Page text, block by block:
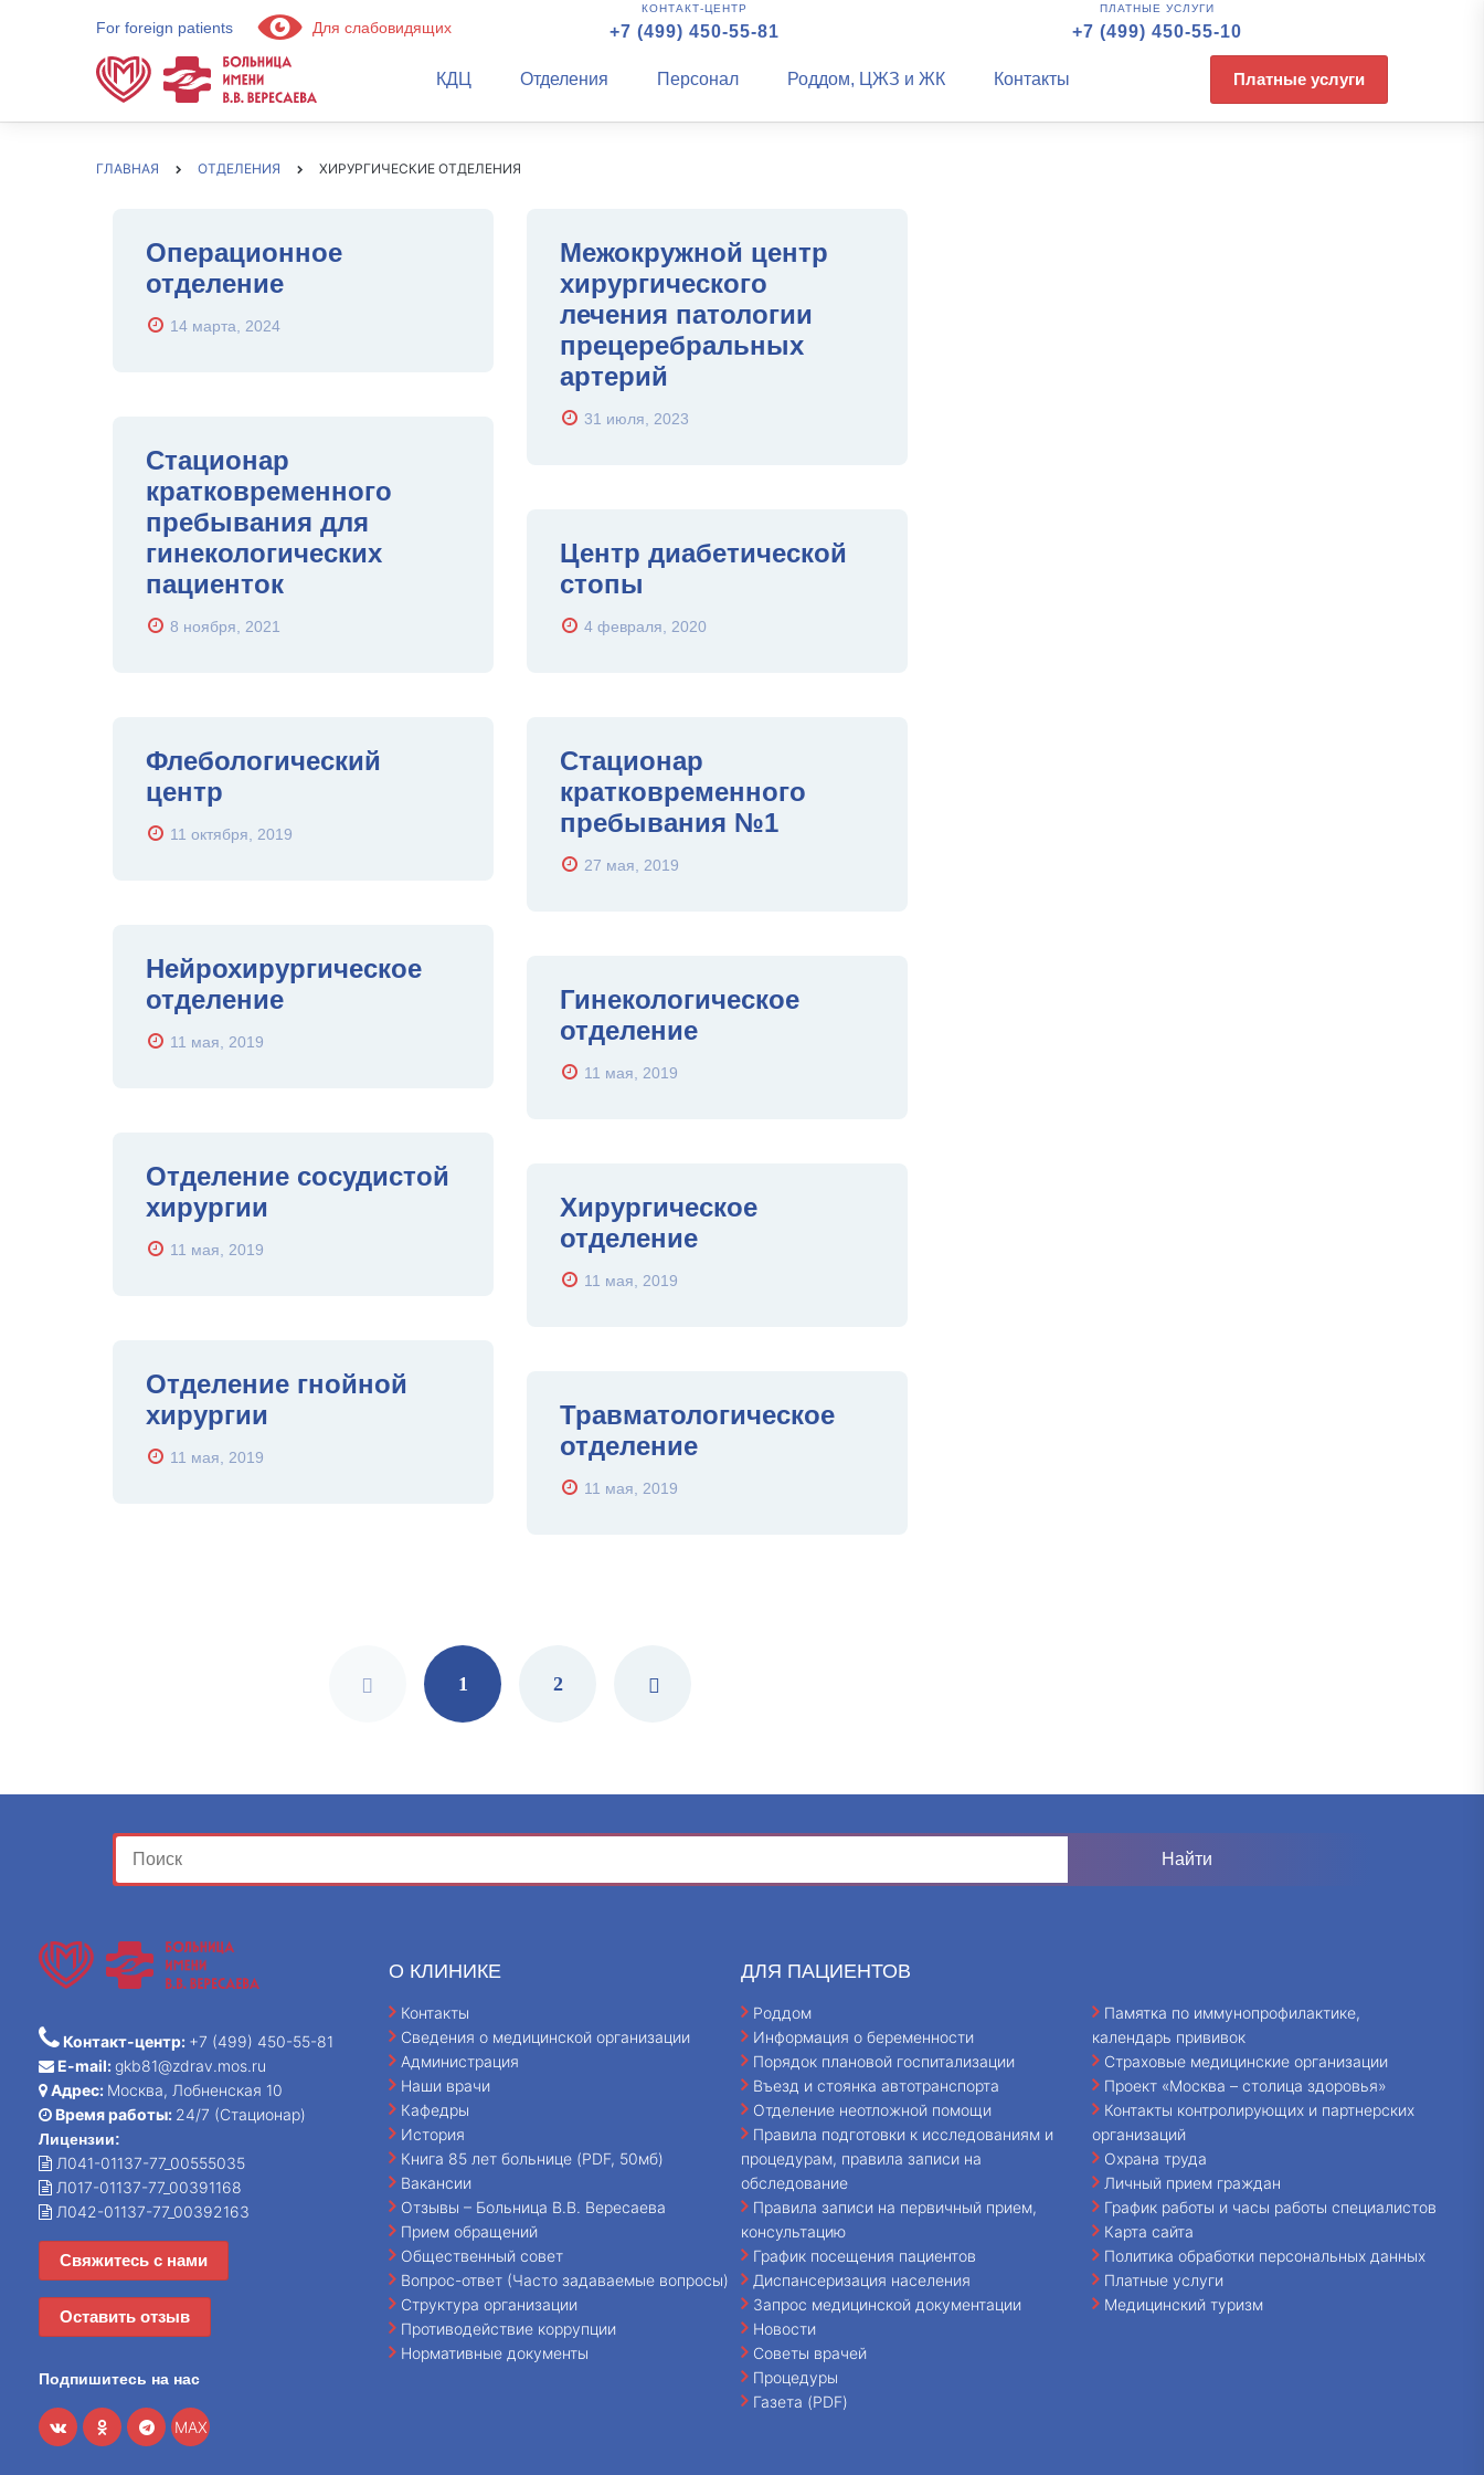
For foreign patients Для слабовидящих
КОНТАКТ-ЦЕНТР
+7 (499) 450-55-81
ПЛАТНЫЕ УСЛУГИ
+7 (499) 450-55-10
КДЦ Отделения Персонал Роддом, ЦЖЗ и ЖК Контакты Платные услуги
ГЛАВНАЯ ОТДЕЛЕНИЯ ХИРУРГИЧЕСКИЕ ОТДЕЛЕНИЯ
Операционное
отделение
14 марта, 2024
Межокружной центр
хирургического
лечения патологии
прецеребральных
артерий
31 июля, 2023
Стационар
кратковременного
пребывания для
гинекологических
пациенток
8 ноября, 2021
Центр диабетической
стопы
4 февраля, 2020
Флебологический
центр
11 октября, 2019
Стационар
кратковременного
пребывания №1
27 мая, 2019
Нейрохирургическое
отделение
11 мая, 2019
Гинекологическое
отделение
11 мая, 2019
Отделение сосудистой
хирургии
11 мая, 2019
Хирургическое
отделение
11 мая, 2019
Отделение гнойной
хирургии
11 мая, 2019
Травматологическое
отделение
11 мая, 2019
1 2
Контакт-центр: +7 (499) 450-55-81
E-mail:gkb81@zdrav.mos.ru
Адрес: Москва, Лобненская 10
Время работы: 24/7 (Стационар)
Лицензии:
Л041-01137-77_00555035
Л017-01137-77_00391168
Л042-01137-77_00392163
Свяжитесь с нами
Оставить отзыв
Подпишитесь на нас
MAX
О КЛИНИКЕ
Контакты
Сведения о медицинской организации
Администрация
Наши врачи
Кафедры
История
Книга 85 лет больнице (PDF, 50мб)
Вакансии
Отзывы – Больница В.В. Вересаева
Прием обращений
Общественный совет
Вопрос-ответ (Часто задаваемые вопросы)
Структура организации
Противодействие коррупции
Нормативные документы
ДЛЯ ПАЦИЕНТОВ
Роддом
Информация о беременности
Порядок плановой госпитализации
Въезд и стоянка автотранспорта
Отделение неотложной помощи
Правила подготовки к исследованиям и
процедурам, правила записи на
обследование
Правила записи на первичный прием,
консультацию
График посещения пациентов
Диспансеризация населения
Запрос медицинской документации
Новости
Советы врачей
Процедуры
Газета (PDF)
Памятка по иммунопрофилактике,
календарь прививок
Страховые медицинские организации
Проект «Москва – столица здоровья»
Контакты контролирующих и партнерских
организаций
Охрана труда
Личный прием граждан
График работы и часы работы специалистов
Карта сайта
Политика обработки персональных данных
Платные услуги
Медицинский туризм